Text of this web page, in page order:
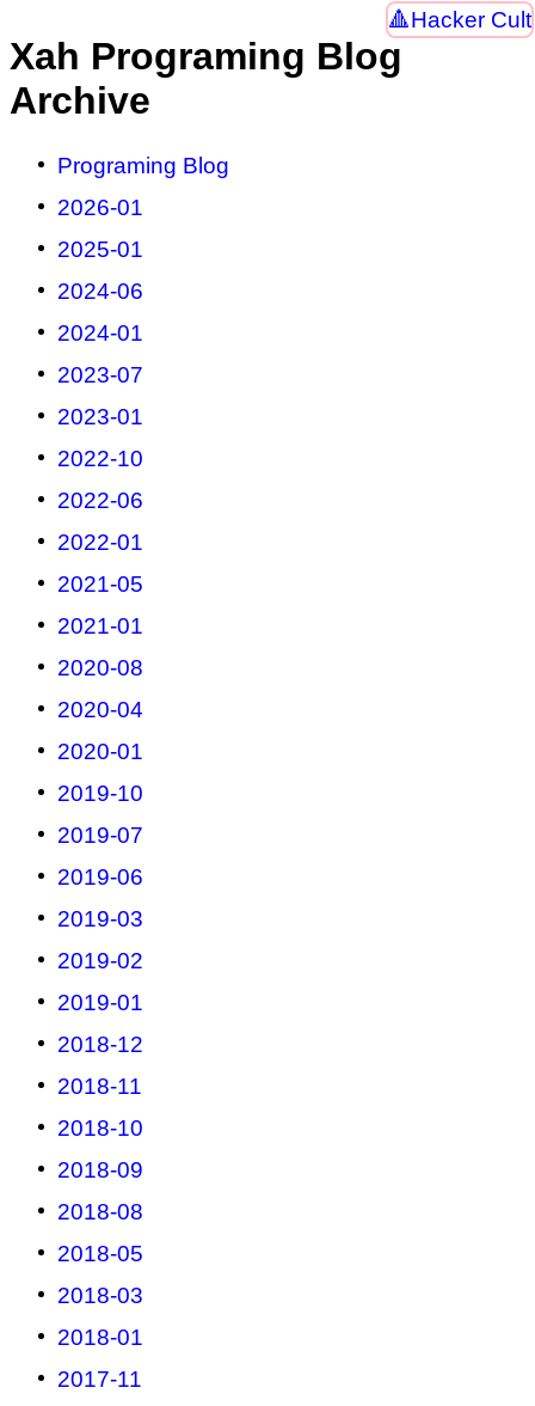
Hacker Cult
Xah Programing Blog
Archive
Programing Blog
2026-01
2025-01
2024-06
2024-01
2023-07
2023-01
2022-10
2022-06
2022-01
2021-05
2021-01
2020-08
2020-04
2020-01
2019-10
2019-07
2019-06
2019-03
2019-02
2019-01
2018-12
2018-11
2018-10
2018-09
2018-08
2018-05
2018-03
2018-01
2017-11